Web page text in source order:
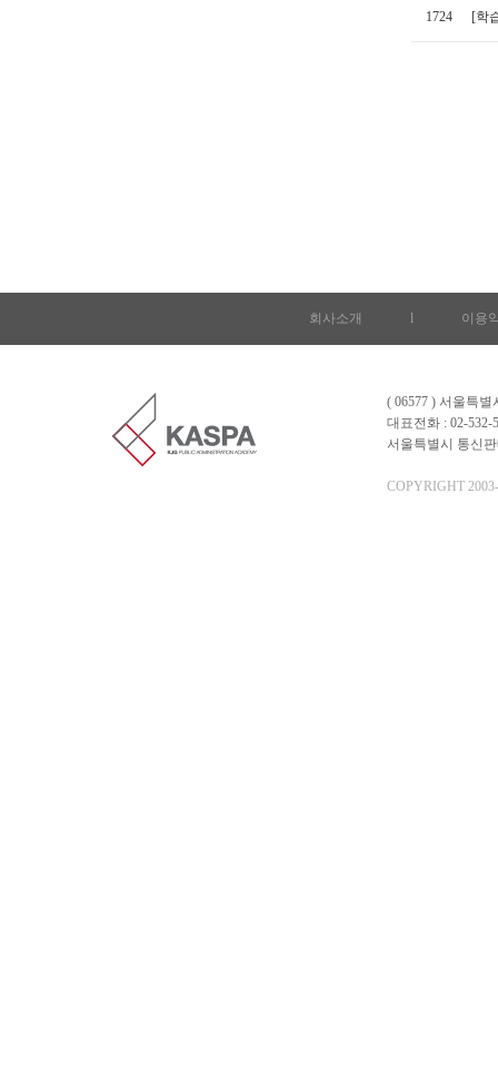
1724 [학
회사소개 l 이용
( 06577 ) 서울특
대표전화 : 02-532-
서울특별시 통신
COPYRIGHT